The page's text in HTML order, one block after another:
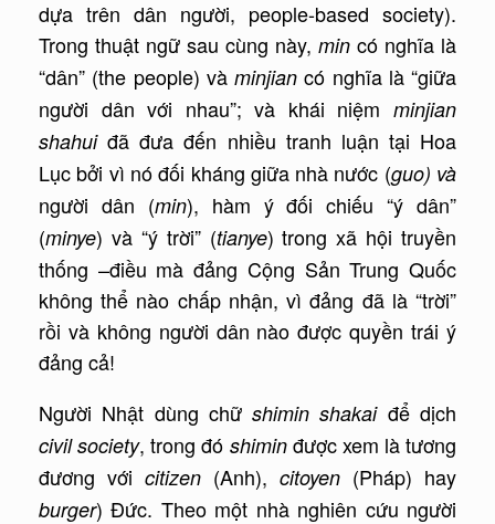
dựa trên dân người, people-based society).
Trong thuật ngữ sau cùng này, min có nghĩa là
“dân” (the people) và minjian có nghĩa là “giữa
người dân với nhau”; và khái niệm minjian
shahuiđã đưa đến nhiều tranh luận tại Hoa
Lục bởi vì nó đối kháng giữa nhà nước (guo) và
người dân (min), hàm ý đối chiếu “ý dân”
(minye) và “ý trời” (tianye) trong xã hội truyền
thống –điều mà đảng Cộng Sản Trung Quốc
không thể nào chấp nhận, vì đảng đã là “trời”
rồi và không người dân nào được quyền trái ý
đảng cả!
Người Nhật dùng chữshimin shakai để dịch
civil society, trong đó shimin được xem là tương
đương với citizen (Anh), citoyen (Pháp) hay
burger) Đức. Theo một nhà nghiên cứu người